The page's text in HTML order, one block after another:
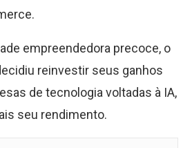
empreendedora precoce, o
reinvestir seus ganhos
de tecnologia voltadas à IA,
seu rendimento.